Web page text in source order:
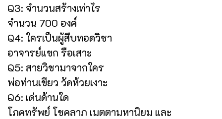
Q3: จำนวนสร้างเท่าไร
จำนวน 700 องค์
Q4: ใครเป็นผู้สืบทอดวิชา
อาจารย์แขก รือเสาะ
Q5: สายวิชามาจากใคร
พ่อท่านเขียว วัดห้วยเงาะ
Q6: เด่นด้านใด
โภคทรัพย์ โชคลาภ เมตตามหานิยม และ